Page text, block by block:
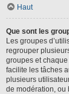
Haut
Que sont les
Les groupes
regrouper
groupes et
facilite les tâches
plusieurs
de modération, ou